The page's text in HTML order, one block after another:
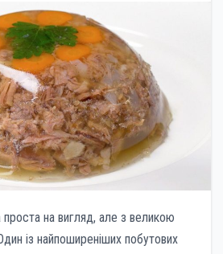
на вигляд, але з великою
із найпоширеніших побутових